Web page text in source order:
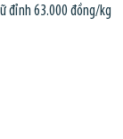
đỉnh 63.000 đồng/kg